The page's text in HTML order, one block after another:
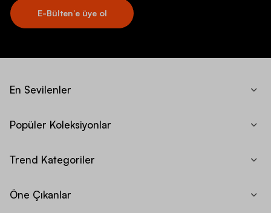
E-Bülten’e üye ol
En Sevilenler
Popüler Koleksiyonlar
Trend Kategoriler
Öne Çıkanlar